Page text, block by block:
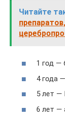
Читайте
1 год —
4 года
5 лет —
6 лет —